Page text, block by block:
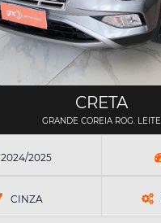
CRETA
GRANDE COREIA ROG. LEITE
2024/2025
CINZA